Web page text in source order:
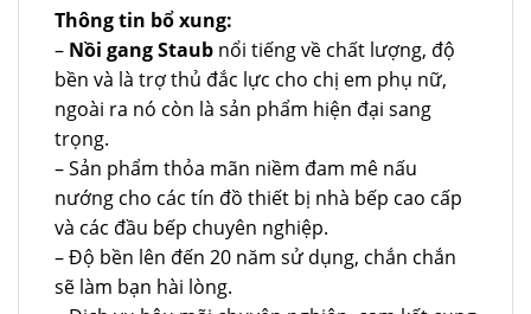
Thông tin bổ xung:
– Nồi gang Staub nổi tiếng về chất lượng, độ
bền và là trợ thủ đắc lực cho chị em phụ nữ,
ngoài ra nó còn là sản phẩm hiện đại sang
trọng.
– Sản phẩm thỏa mãn niềm đam mê nấu
nướng cho các tín đồ thiết bị nhà bếp cao cấp
và các đầu bếp chuyên nghiệp.
– Độ bền lên đến 20 năm sử dụng, chắn chắn
sẽ làm bạn hài lòng.